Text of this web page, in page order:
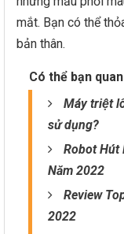
mắt. Bạn có thể
bản thân.
Có thể bạn
Máy triệt
sử dụng?
Robot Hút
Năm 2022
Review
2022